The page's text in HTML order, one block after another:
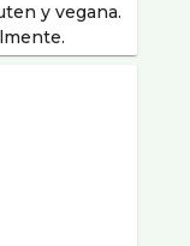
y vegana.